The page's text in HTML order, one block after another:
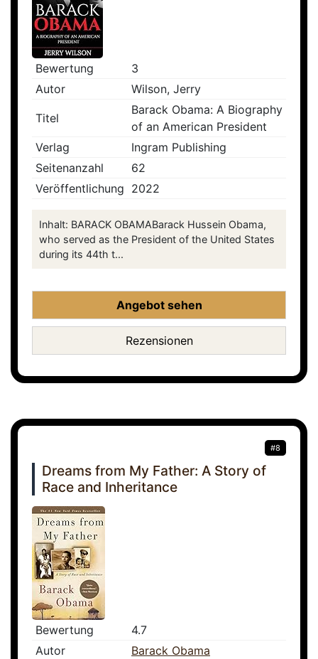
Bewertung
3
Autor
Wilson, Jerry
Titel
Barack Obama: A Biography
of an American President
Verlag
Ingram Publishing
Seitenanzahl
62
Veröffentlichung 2022
Inhalt: BARACK OBAMABarack Hussein Obama,
who served as the President of the United States
during its 44th t...
Angebot sehen
Rezensionen
#8
Dreams from My Father: A Story of
Race and Inheritance
Bewertung
4.7
Autor
Barack Obama